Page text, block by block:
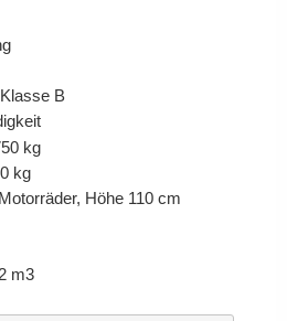
B
kg
kg
Höhe 110 cm
m3